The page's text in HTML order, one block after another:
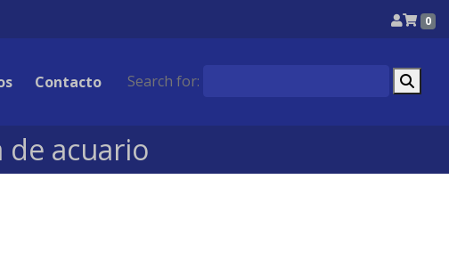
0
Contacto Search for:
acuario